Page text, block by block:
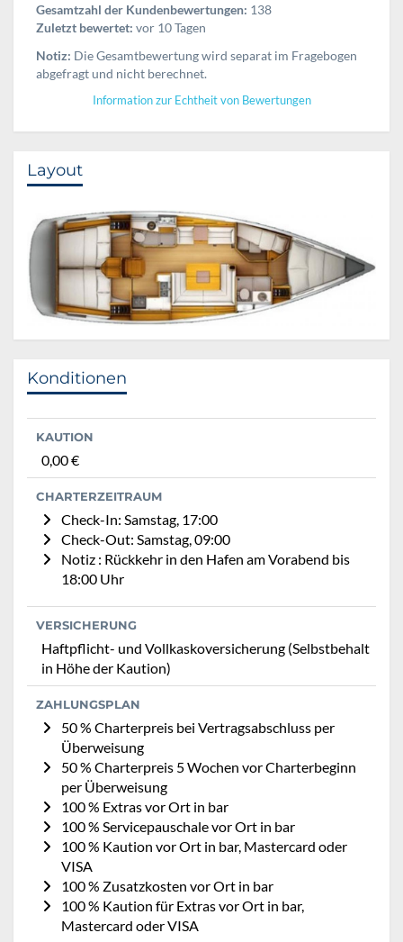
Gesamtzahl der Kundenbewertungen: 138
Zuletzt bewertet: vor 10 Tagen
Notiz: Die Gesamtbewertung wird separat im Fragebogen
abgefragt und nicht berechnet.
Information zur Echtheit von Bewertungen
Layout
Konditionen
KAUTION
0,00 €
CHARTERZEITRAUM
Check-In: Samstag, 17:00
Check-Out: Samstag, 09:00
Notiz : Rückkehr in den Hafen am Vorabend bis
18:00 Uhr
VERSICHERUNG
Haftpflicht- und Vollkaskoversicherung (Selbstbehalt
in Höhe der Kaution)
ZAHLUNGSPLAN
50 % Charterpreis bei Vertragsabschluss per
Überweisung
50 % Charterpreis 5 Wochen vor Charterbeginn
per Überweisung
100 % Extras vor Ort in bar
100 % Servicepauschale vor Ort in bar
100 % Kaution vor Ort in bar, Mastercard oder
VISA
100 % Zusatzkosten vor Ort in bar
100 % Kaution für Extras vor Ort in bar,
Mastercard oder VISA